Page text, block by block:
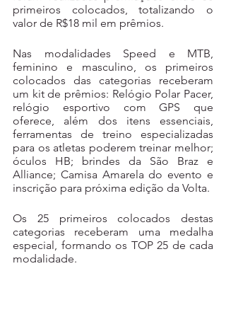
primeiros colocados, totalizando o
valor de R$18 mil em prêmios.
Nas modalidades Speed e MTB,
feminino e masculino, os primeiros
colocados das categorias receberam
um kit de prêmios: Relógio Polar Pacer,
relógio esportivo com GPS que
oferece, além dos itens essenciais,
ferramentas de treino especializadas
para os atletas poderem treinar melhor;
óculos HB; brindes da São Braz e
Alliance; Camisa Amarela do evento e
inscrição para próxima edição da Volta.
Os 25 primeiros colocados destas
categorias receberam uma medalha
especial, formando os TOP 25 de cada
modalidade.